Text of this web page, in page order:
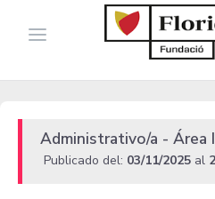
Administrativo/a - Área
Publicado del: 03/11/2025 al